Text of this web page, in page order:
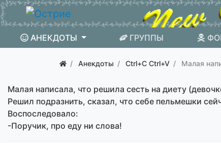
АНЕКДОТЫ ГРУППЫ
Анекдоты Ctrl+C Ctrl+V Малая
Малая написала, что решила сесть на диету
Решил подразнить, сказал, что себе пельмешки
Воспоследовало:
-Поручик, про еду ни слова!